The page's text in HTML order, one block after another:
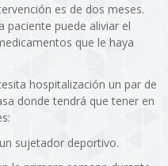
es de dos meses.
paciente puede aliviar el
que le haya
hospitalización un par de
donde tendrá que tener en
sujetador deportivo.